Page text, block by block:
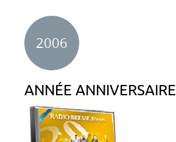
2006
ANNÉE ANNIVERSAIRE